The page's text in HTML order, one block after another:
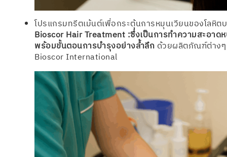
โปรแกรมทรีตเม้นต์เพื่อกระตุ้นการหมุนเวียนของโลหิ
Bioscor Hair Treatment :ซึ่งเป็นการทำความสะอา
พร้อมขั้นตอนการบำรุงอย่างล้ำลึก ด้วยผลิตภัณฑ์ต่างๆ
Bioscor International